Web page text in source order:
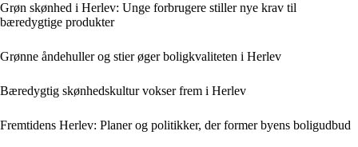
Grøn skønhed i Herlev: Unge forbrugere stiller nye krav til
bæredygtige produkter
Grønne åndehuller og stier øger boligkvaliteten i Herlev
Bæredygtig skønhedskultur vokser frem i Herlev
Fremtidens Herlev: Planer og politikker, der former byens boligudbud